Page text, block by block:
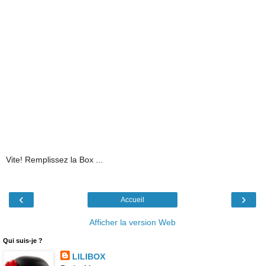
Vite! Remplissez la Box ...
‹ ›
Accueil
Afficher la version Web
Qui suis-je ?
LILIBOX